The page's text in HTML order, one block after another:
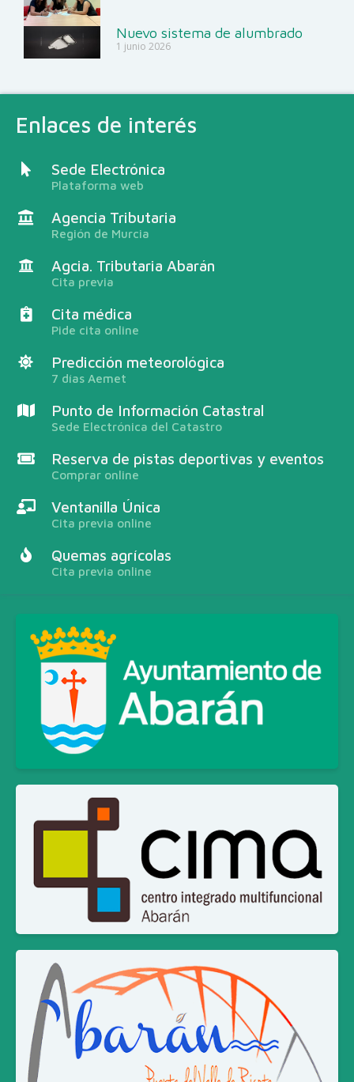
Enlaces de interés
Sede Electrónica
Plataforma web
Agencia Tributaria
Región de Murcia
Agcia. Tributaria Abarán
Cita previa
Cita médica
Pide cita online
Predicción meteorológica
7 días Aemet
Punto de Información Catastral
Sede Electrónica del Catastro
Reserva de pistas deportivas y eventos
Comprar online
Ventanilla Única
Cita previa online
Quemas agrícolas
Cita previa online
Nuevo sistema de alumbrado
1 junio 2026